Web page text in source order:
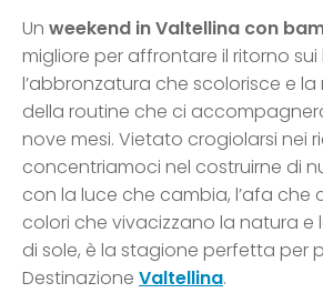
Un weekend in Valtellina con
migliore per affrontare il ritorno
l’abbronzatura che scolorisce e la
della routine che ci
nove mesi. Vietato crogiolarsi nei
concentriamoci nel costruirne di
con la luce che cambia, l’afa che
colori che vivacizzano la natura e
di sole, è la stagione perfetta per
Destinazione Valtellina.